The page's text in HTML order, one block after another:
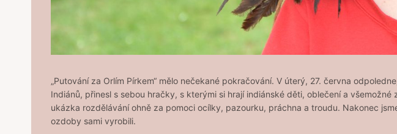
„Putování za Orlím Pírkem“ mělo nečekané pokračování. V úterý, 27. června
Indiánů, přinesl s sebou hračky, s kterými si hrají indiánské děti, oblečení a všemožné
ukázka rozdělávání ohně za pomoci ocílky, pazourku, práchna a troudu. Nakonec
ozdoby sami vyrobili.